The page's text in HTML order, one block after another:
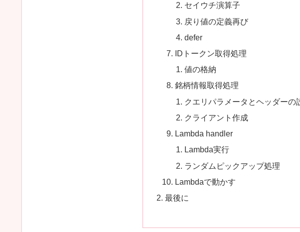
セイウチ演算子
戻り値の定義再び
defer
IDトークン取得処理
値の格納
銘柄情報取得処理
クエリパラメータとヘッダーの
クライアント作成
Lambda handler
Lambda実行
ランダムピックアップ処理
Lambdaで動かす
最後に